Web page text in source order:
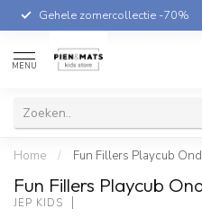
Gehele zomercollectie -70%
MENU
Home / Fun Fillers Playcub
Fun Fillers Playcub
JEP KIDS